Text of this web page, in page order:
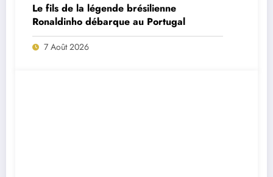
Le fils de la légende brésilienne
Ronaldinho débarque au Portugal
7 Août 2026